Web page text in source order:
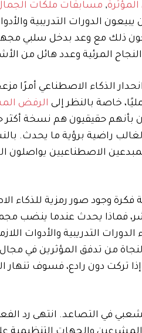
, مسابقات ملكات
يبيعون الدورات التدريبية
ذلك مع وعد بدخل سلبي
المرئية وعدد هائل من
الذكاء الاصطناعي أمرًا
خاصة بالنظر إلى الرفض
بأنهم حقيقيون هم نسخة
راضية برؤية ما يحدث.
الاصطناعيين يواصلون
وجود صور رمزية للذكاء
فماذا يحدث عندما ينضب
التدريبية والأدوات
من تدفق المؤثرين في
إذا تركت دون رادع، فسوف
في التصاعد. انتهى رد